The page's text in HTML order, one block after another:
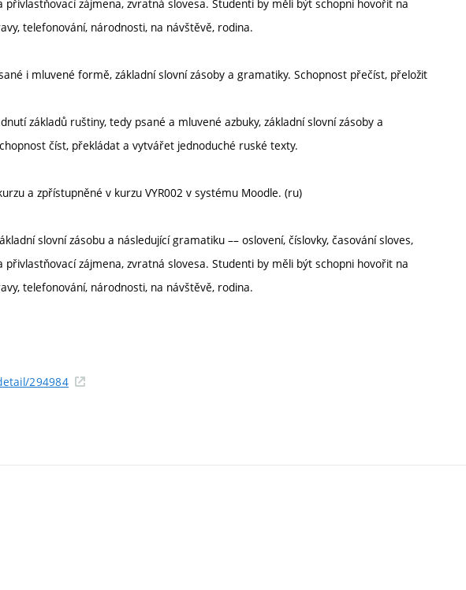
zájmena, zvratná slovesa. Studenti by měli být schopni hovořit na
telefonování, národnosti, na návštěvě, rodina.
i mluvené formě, základní slovní zásoby a gramatiky. Schopnost přečíst, přeložit
základů ruštiny, tedy psané a mluvené azbuky, základní slovní zásoby a
číst, překládat a vytvářet jednoduché ruské texty.
a zpřístupněné v kurzu VYR002 v systému Moodle. (ru)
slovní zásobu a následující gramatiku –– oslovení, číslovky, časování sloves,
zájmena, zvratná slovesa. Studenti by měli být schopni hovořit na
telefonování, národnosti, na návštěvě, rodina.
294984